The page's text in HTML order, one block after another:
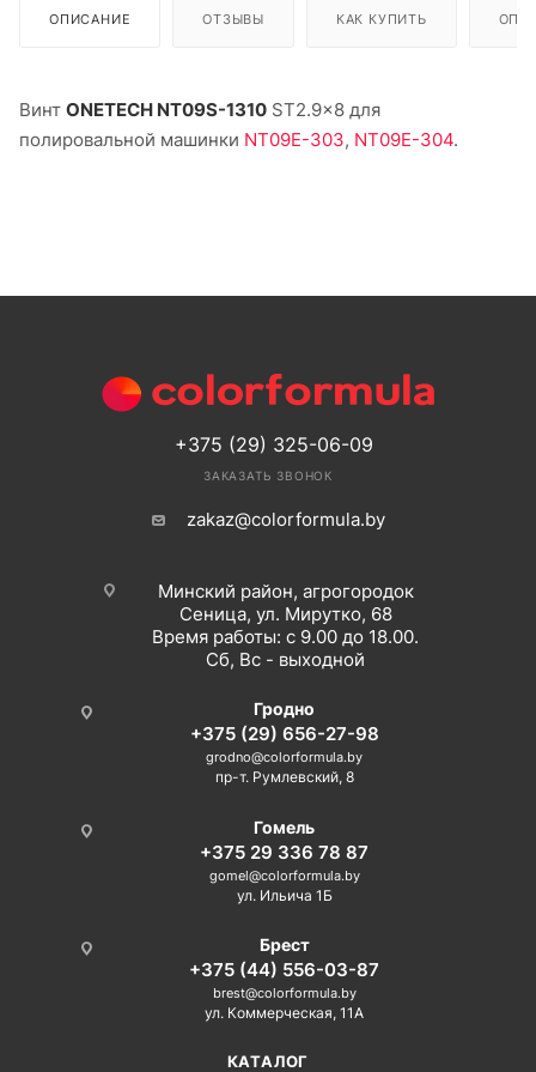
ОПИСАНИЕ ОТЗЫВЫ КАК КУПИТЬ
Винт ONETECH NT09S-1310 ST2.9x8 для
полировальной машинки NT09E-303, NT09E-304.
+375 (29) 325-06-09
ЗАКАЗАТЬ ЗВОНОК
zakaz@colorformula.by
Минский район, агрогородок
Сеница, ул. Мирутко, 68
Время работы: с 9.00 до 18.00.
Сб, Вс - выходной
Гродно
+375 (29) 656-27-98
grodno@colorformula.by
пр-т. Румлевский, 8
Гомель
+375 29 336 78 87
gomel@colorformula.by
ул. Ильича 1Б
Брест
+375 (44) 556-03-87
brest@colorformula.by
ул. Коммерческая, 11А
КАТАЛОГ